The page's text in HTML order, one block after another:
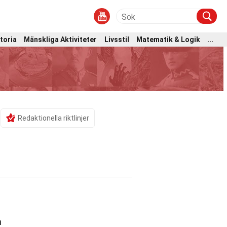
Mänskliga Aktiviteter Livsstil Matematik & Logik ...
Redaktionella riktlinjer